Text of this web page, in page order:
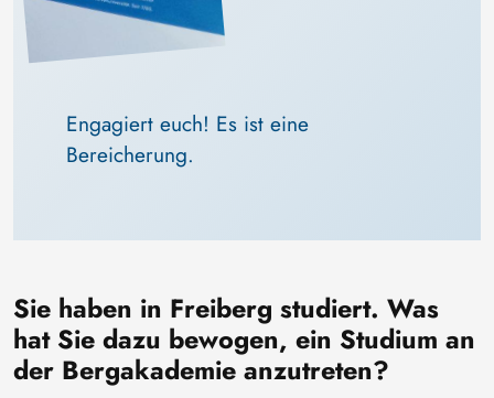
Engagiert euch! Es ist eine
Bereicherung.
Sie haben in Freiberg studiert. Was
hat Sie dazu bewogen, ein Studium an
der Bergakademie anzutreten?